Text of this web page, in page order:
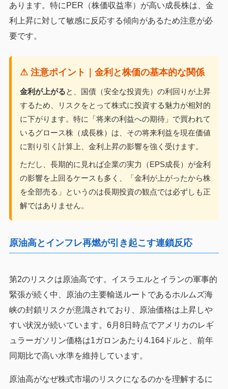
あります。特にPER（株価収益率）が高い成長株は、金
利上昇に対して敏感に反応する傾向があるため注意が必
要です。
⚠ 注意ポイント｜金利と株価の基本的な関係
金利が上がると、国債（安全な投資先）の利回りが上昇
するため、リスクをとって株式に投資する魅力が相対的
に下がります。特に「将来の利益への期待」で買われて
いるグロース株（成長株）は、その将来利益を現在価値
に割り引く計算上、金利上昇の影響を強く受けます。
ただし、長期的に見れば企業の実力（EPS成長）が金利
の影響を上回るケースも多く、「金利が上がったから株
を全部売る」というのは長期投資の観点では必ずしも正
解ではありません。
原油高とインフレ再燃が引き起こす連鎖反応
第2のリスクは原油高です。イスラエルとイランの軍事的
緊張が続く中、原油の主要輸送ルートであるホルムズ海
峡の封鎖リスクが意識されており、原油価格は上昇しや
すい状況が続いています。6月8日時点でアメリカのレギ
ュラーガソリン価格は1ガロンあたり4.164ドルと、前年
同期比で高い水準を維持しています。
原油高がなぜ株式市場のリスクになるのかを理解するに